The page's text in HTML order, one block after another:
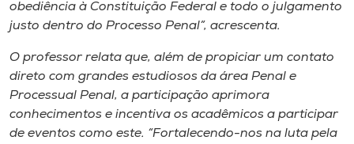
obediência à Constituição Federal e todo o julgamento
justo dentro do Processo Penal”, acrescenta.
O professor relata que, além de propiciar um contato
direto com grandes estudiosos da área Penal e
Processual Penal, a participação aprimora
conhecimentos e incentiva os acadêmicos a participar
de eventos como este. “Fortalecendo-nos na luta pela